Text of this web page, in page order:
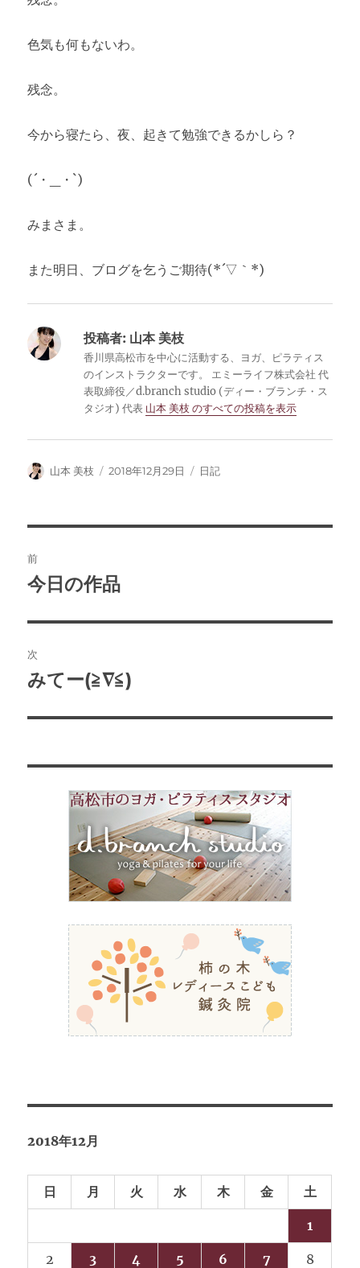
色気も何もないわ。
残念。
今から寝たら、夜、起きて勉強できるかしら？
(´・_・`)
みまさま。
また明日、ブログを乞うご期待(*´▽｀*)
投稿者: 山本 美枝
香川県高松市を中心に活動する、ヨガ、ピラティス
のインストラクターです。 エミーライフ株式会社 代
表取締役／d.branch studio (ディー・ブランチ・ス
タジオ) 代表 山本 美枝 のすべての投稿を表示
投
山本 美枝
投
2018年12月29日
カ
日記
稿
ビ
ゲ
ー
前
前
投
稿:
今日の作品
次
次
投
みてー(≧∇≦)
2018年12月
日 月 火 水 木 金 土
1
2 3 4 5 6 7 8